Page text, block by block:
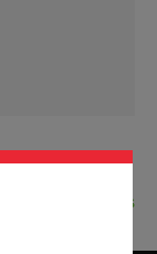
MOTEUR BONUS